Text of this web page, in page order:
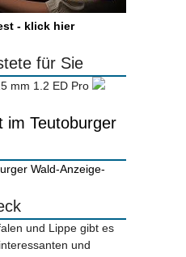
- klick hier
für Sie
mm 1.2 ED Pro
im Teutoburger
-Anzeige-
und Lippe gibt es
und